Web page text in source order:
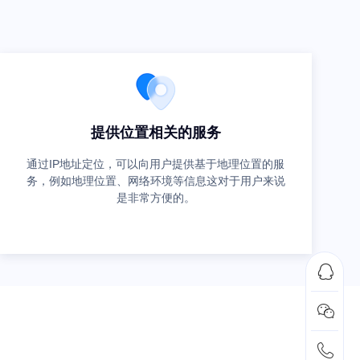
提供位置相关的服务
通过IP地址定位，可以向用户提供基于地理位置的服
务，例如地理位置、网络环境等信息这对于用户来说
是非常方便的。


